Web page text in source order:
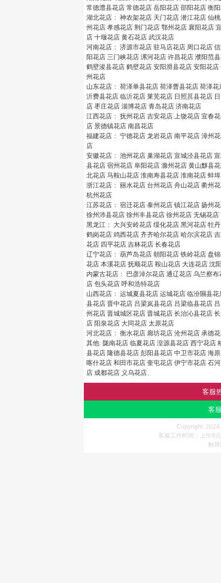
常德澧县花店 常德花店 岳阳花店 邵阳花店 衡
湖北花店 ： 神农架花店 天门花店 潜江花店 仙
州花店 孝感花店 荆门花店 鄂州花店 襄阳花店
店 十堰花店 黄石花店 武汉花店
河南花店 ： 济源市花店 驻马店花店 周口花店
阳花店 三门峡花店 漯河花店 许昌花店 濮阳范
鹤壁浚县花店 鹤壁花店 安阳滑县花店 安阳花店
州花店
山东花店 ： 荷泽单县花店 荷泽曹县花店 荷泽花
沂费县花店 临沂花店 莱芜花店 日照莒县花店
店 枣庄花店 淄博花店 青岛花店 济南花店
江西花店 ： 抚州花店 吉安花店 上饶花店 宜春
店 景德镇花店 南昌花店
福建花店 ： 宁德花店 龙岩花店 南平花店 漳州
店
安徽花店 ： 池州花店 巢湖花店 宣城泾县花店
县花店 宿州花店 阜阳花店 滁州花店 黄山黟县
北花店 马鞍山花店 淮南寿县花店 淮南花店 蚌
浙江花店 ： 丽水花店 台州花店 舟山花店 衢州
杭州花店
江苏花店 ： 宿迁花店 泰州花店 镇江花店 扬州
徐州沛县花店 徐州丰县花店 徐州花店 无锡花店
黑龙江 ： 大兴安岭花店 绥化花店 黑河花店 牡
鹤岗花店 鸡西花店 齐齐哈尔花店 哈尔滨花店
花店 四平花店 吉林花店 长春花店
辽宁花店 ： 葫芦岛花店 朝阳花店 铁岭花店 盘
花店 本溪花店 抚顺花店 鞍山花店 大连花店 沈
内蒙古花店 ： 巴彦淖尔花店 通辽花店 乌兰察布
店 包头花店 呼和浩特花店
山西花店 ： 运城夏县花店 运城花店 临汾隰县花
县花店 晋中花店 吕梁岚县花店 吕梁临县花店
州花店 晋城城区花店 晋城花店 长治沁县花店
店 阳泉花店 大同花店 太原花店
河北花店 ： 衡水花店 廊坊花店 沧州花店 承德
其他: 陇南花店 临夏花店 湟源县花店 西宁花店
县花店 隆德县花店 彭阳县花店 中卫市花店 海
喀什花店 和田市花店 奎屯花店 伊宁市花店 石
店 成都花店 义乌花店、
客服
客
Copyright 2024
客服工作时间：上午9
触